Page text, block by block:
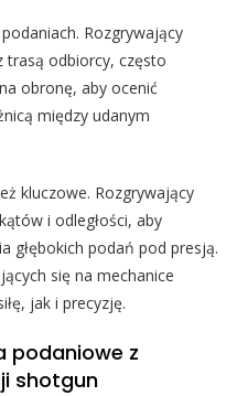
Rozgrywający
trasą odbiorcy, często
obronę, aby ocenić
między udanym
kluczowe. Rozgrywający
i odległości, aby
głębokich podań pod presją.
się na mechanice
jak i precyzję.
podaniowe z
shotgun